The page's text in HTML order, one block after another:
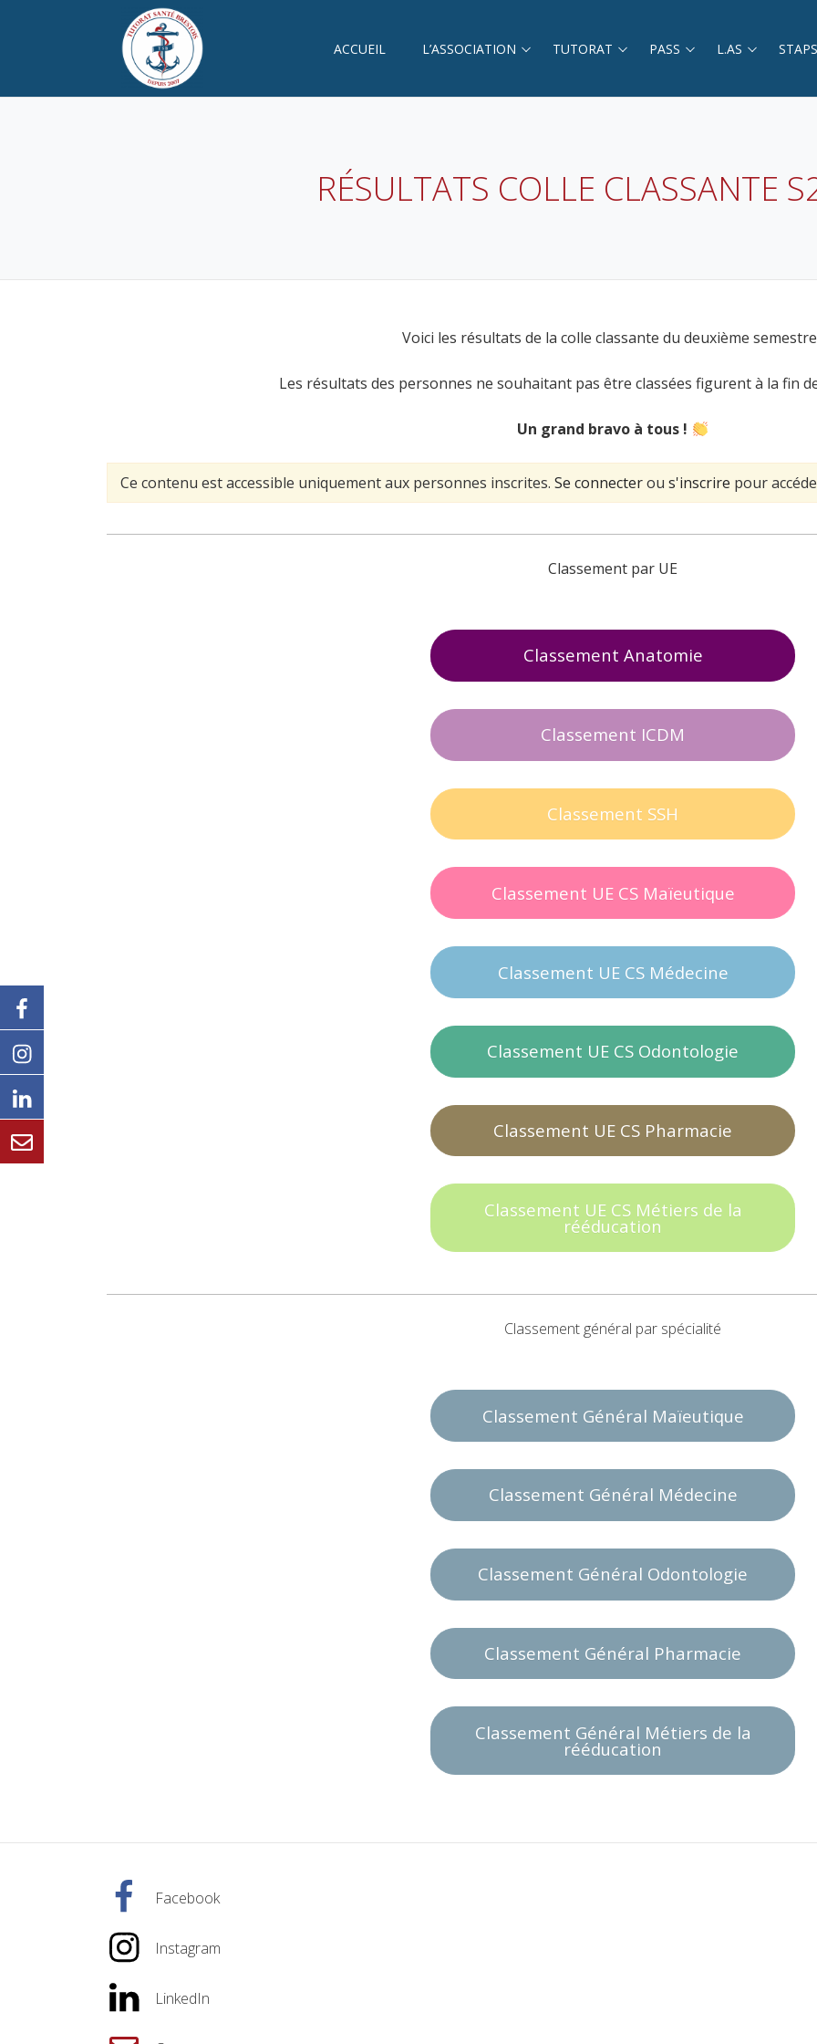
ACCUEIL L’ASSOCIATION TUTORAT PASS L.AS STAPS
RÉSULTATS COLLE CLASSANTE
Voici les résultats de la colle classante du deuxième
Les résultats des personnes ne souhaitant pas être classées figurent à la fin
Un grand bravo à tous !
Ce contenu est accessible uniquement aux personnes inscrites. Se connecterou s'inscrire pour
Classement par UE
Classement Anatomie
Classement ICDM
Classement SSH
Classement UE CS Maïeutique
Classement UE CS Médecine
Classement UE CS Odontologie
Classement UE CS Pharmacie
Classement UE CS Métiers de la
rééducation
Classement général par spécialité
Classement Général Maïeutique
Classement Général Médecine
Classement Général Odontologie
Classement Général Pharmacie
Classement Général Métiers de la
rééducation
Facebook
Instagram
LinkedIn